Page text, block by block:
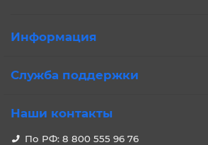
Информация
Служба поддержки
Наши контакты
По РФ: 8 800 555 96 76